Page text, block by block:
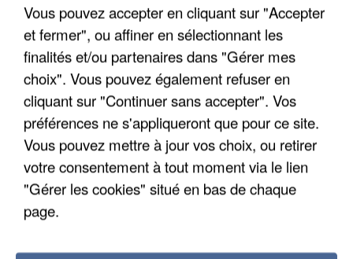
APRÈS TOUTES CES CANICULES, LES REFUGES
DE FAUNE SAUVAGE SONT...
Vous pouvez accepter en cliquant sur "Accepter
et fermer", ou affiner en sélectionnant les
finalités et/ou partenaires dans "Gérer mes
choix". Vous pouvez également refuser en
cliquant sur "Continuer sans accepter". Vos
préférences ne s'appliqueront que pour ce site.
Vous pouvez mettre à jour vos choix, ou retirer
votre consentement à tout moment via le lien
"Gérer les cookies" situé en bas de chaque
page.